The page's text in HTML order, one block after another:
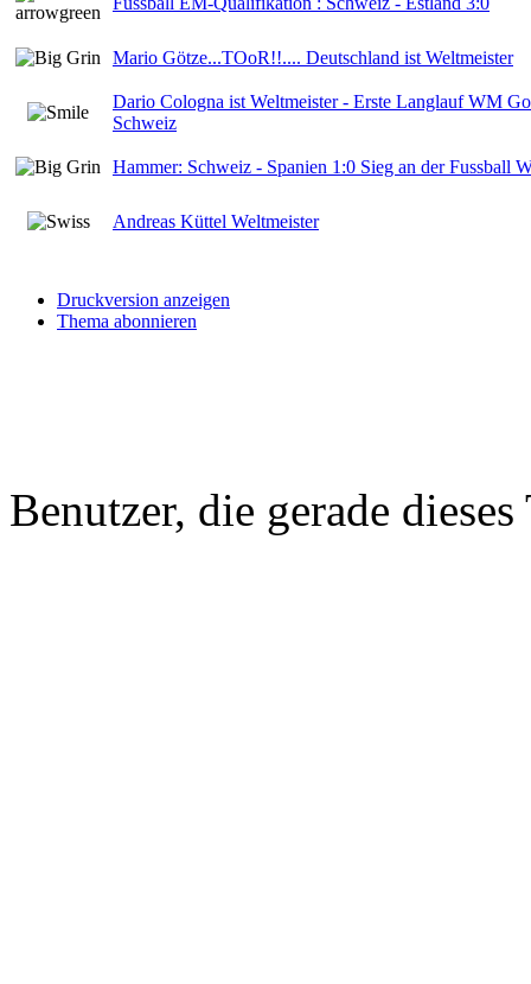
Mario Götze...TOoR!!.... Deutschland ist Weltmeister
Dario Cologna ist Weltmeister - Erste Langlauf WM
Schweiz
Hammer: Schweiz - Spanien 1:0 Sieg an der Fussball
Andreas Küttel Weltmeister
Druckversion anzeigen
Thema abonnieren
Benutzer, die gerade